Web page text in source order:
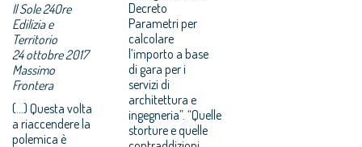
Il Sole 24Ore
Edilizia e
Territorio
24 ottobre 2017
Massimo
Frontera
(...) Questa volta
a riaccendere la
polemica è
Decreto
Parametri per
calcolare
l’importo a base
di gara per i
servizi di
architettura e
ingegneria”. “Quelle
storture e quelle